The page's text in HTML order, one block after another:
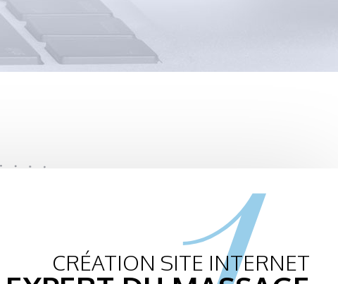
CRÉATION SITE INTERNET